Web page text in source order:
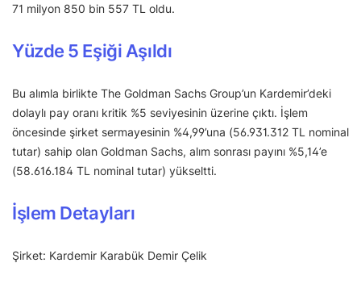
71 milyon 850 bin 557 TL oldu.
Yüzde 5 Eşiği Aşıldı
Bu alımla birlikte The Goldman Sachs Group’un Kardemir’deki
dolaylı pay oranı kritik %5 seviyesinin üzerine çıktı. İşlem
öncesinde şirket sermayesinin %4,99’una (56.931.312 TL nominal
tutar) sahip olan Goldman Sachs, alım sonrası payını %5,14’e
(58.616.184 TL nominal tutar) yükseltti.
İşlem Detayları
Şirket: Kardemir Karabük Demir Çelik